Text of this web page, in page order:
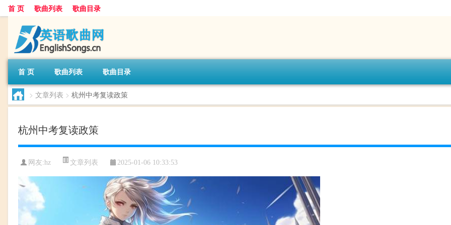
首 页 歌曲列表 歌曲目录
首 页 歌曲列表 歌曲目录
> 文章列表 > 杭州中考复读政策
杭州中考复读政策
网友:hz 文章列表 2025-01-06 10:33:53